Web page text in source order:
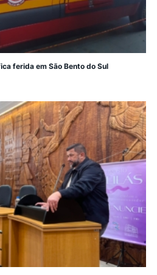
ferida em São Bento do Sul